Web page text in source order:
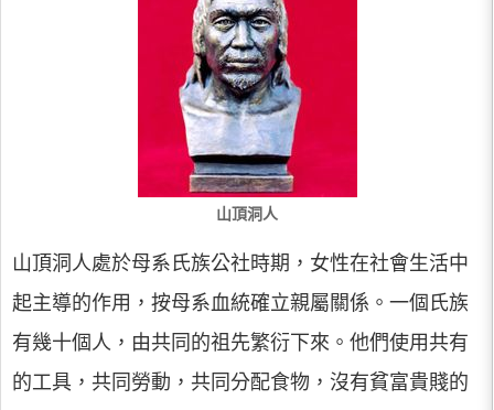
山頂洞人
山頂洞人處於母系氏族公社時期，女性在社會生活中
起主導的作用，按母系血統確立親屬關係。一個氏族
有幾十個人，由共同的祖先繁衍下來。他們使用共有
的工具，共同勞動，共同分配食物，沒有貧富貴賤的